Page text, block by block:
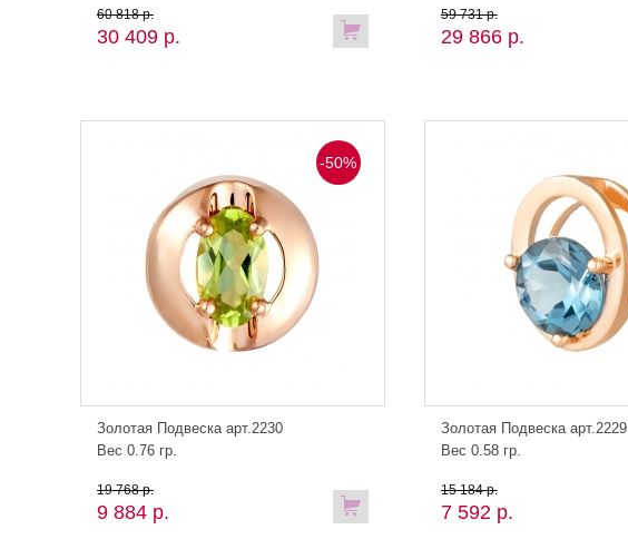
30 409 р.
60 818 р.
29 866 р.
59 731 р.
-50%
Золотая Подвеска арт.2230
Вес 0.76 гр.
9 884 р.
19 768 р.
Золотая Подвеска арт.2229
Вес 0.58 гр.
7 592 р.
15 184 р.